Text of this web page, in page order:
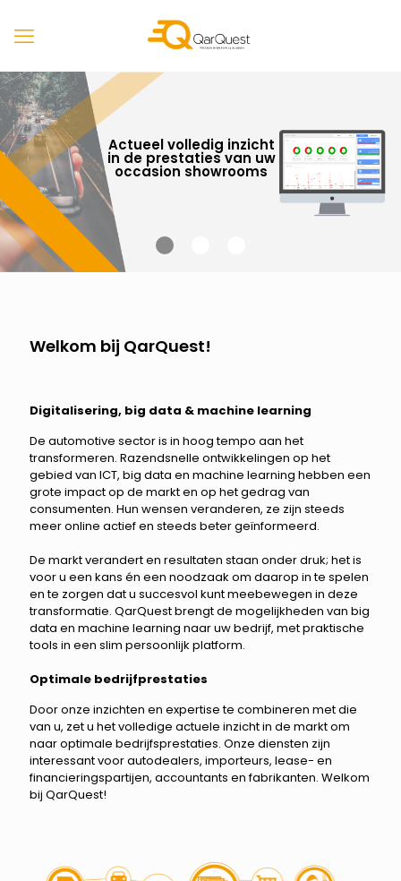
Actueel volledig inzicht
in de prestaties van uw
occasion showrooms
Welkom bij QarQuest!
Digitalisering, big data & machine learning
De automotive sector is in hoog tempo aan het
transformeren. Razendsnelle ontwikkelingen op het
gebied van ICT, big data en machine learning hebben een
grote impact op de markt en op het gedrag van
consumenten. Hun wensen veranderen, ze zijn steeds
meer online actief en steeds beter geïnformeerd.
De markt verandert en resultaten staan onder druk; het is
voor u een kans én een noodzaak om daarop in te spelen
en te zorgen dat u succesvol kunt meebewegen in deze
transformatie. QarQuest brengt de mogelijkheden van big
data en machine learning naar uw bedrijf, met praktische
tools in een slim persoonlijk platform.
Optimale bedrijfprestaties
Door onze inzichten en expertise te combineren met die
van u, zet u het volledige actuele inzicht in de markt om
naar optimale bedrijfsprestaties. Onze diensten zijn
interessant voor autodealers, importeurs, lease- en
financieringspartijen, accountants en fabrikanten. Welkom
bij QarQuest!